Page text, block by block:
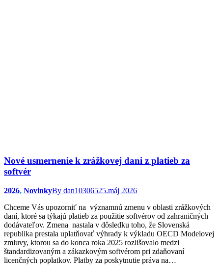
Nové usmernenie k zrážkovej dani z platieb za
softvér
2026, NovinkyBy dan10306525.máj 2026
Chceme Vás upozorniť na významnú zmenu v oblasti zrážkových
daní, ktoré sa týkajú platieb za použitie softvérov od zahraničných
dodávateľov. Zmena nastala v dôsledku toho, že Slovenská
republika prestala uplatňovať výhrady k výkladu OECD Modelovej
zmluvy, ktorou sa do konca roka 2025 rozlišovalo medzi
štandardizovaným a zákazkovým softvérom pri zdaňovaní
licenčných poplatkov. Platby za poskytnutie práva na…